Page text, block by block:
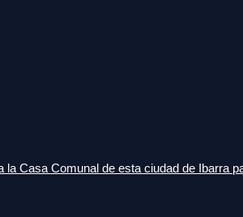
Casa Comunal de esta ciudad de Ibarra